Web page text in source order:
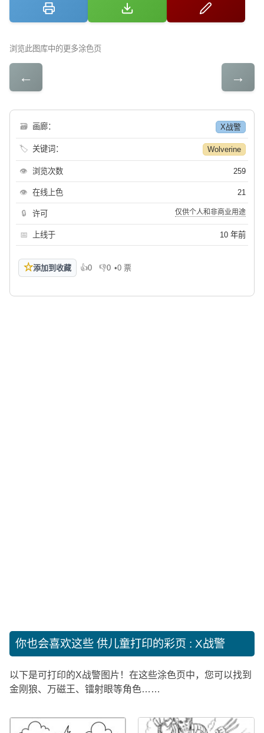
浏览此图库中的更多涂色页
← →
🗃 画廊： X战警
🏷 关键词： Wolverine
👁 浏览次数 259
👁 在线上色 21
🔒 许可 仅供个人和非商业用途
📅 上线于 10 年前
☆添加到收藏 👍0
喜欢 👎0
不喜欢
•0 票
你也会喜欢这些 供儿童打印的彩页 : X战警
以下是可打印的X战警图片！在这些涂色页中，您可以找到
金刚狼、万磁王、镭射眼等角色……